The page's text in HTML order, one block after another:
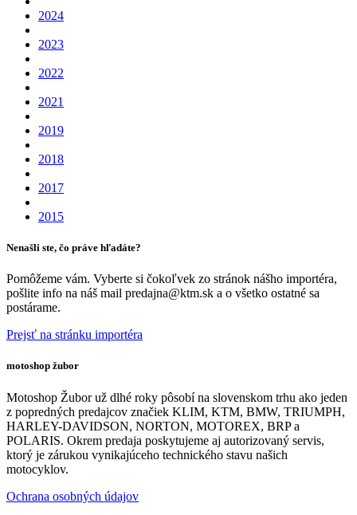
2024
2023
2022
2021
2019
2018
2017
2015
Nenašli ste, čo práve hľadáte?
Pomôžeme vám. Vyberte si čokoľvek zo stránok nášho importéra,
pošlite info na náš mail predajna@ktm.sk a o všetko ostatné sa
postárame.
Prejsť na stránku importéra
motoshop žubor
Motoshop Žubor už dlhé roky pôsobí na slovenskom trhu ako jeden
z popredných predajcov značiek KLIM, KTM, BMW, TRIUMPH,
HARLEY-DAVIDSON, NORTON, MOTOREX, BRP a
POLARIS. Okrem predaja poskytujeme aj autorizovaný servis,
ktorý je zárukou vynikajúceho technického stavu našich
motocyklov.
Ochrana osobných údajov